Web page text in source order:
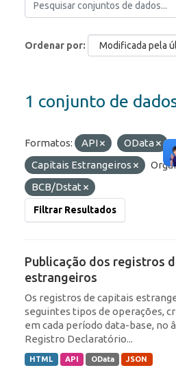
Ordenar por
1 conjunto de
Formatos: API OData
Capitais Estrangeiros
BCB/Dstat
Filtrar Resultados
Publicação dos registros
estrangeiros
Os registros de capitais
seguintes tipos de operações,
em cada período data-base, no
Registro Declaratório...
HTML API OData JSON